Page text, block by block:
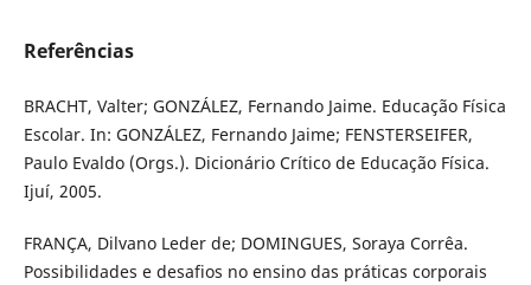
Referências
BRACHT, Valter; GONZÁLEZ, Fernando Jaime. Educação Física
Escolar. In: GONZÁLEZ, Fernando Jaime; FENSTERSEIFER,
Paulo Evaldo (Orgs.). Dicionário Crítico de Educação Física.
Ijuí, 2005.
FRANÇA, Dilvano Leder de; DOMINGUES, Soraya Corrêa.
Possibilidades e desafios no ensino das práticas corporais